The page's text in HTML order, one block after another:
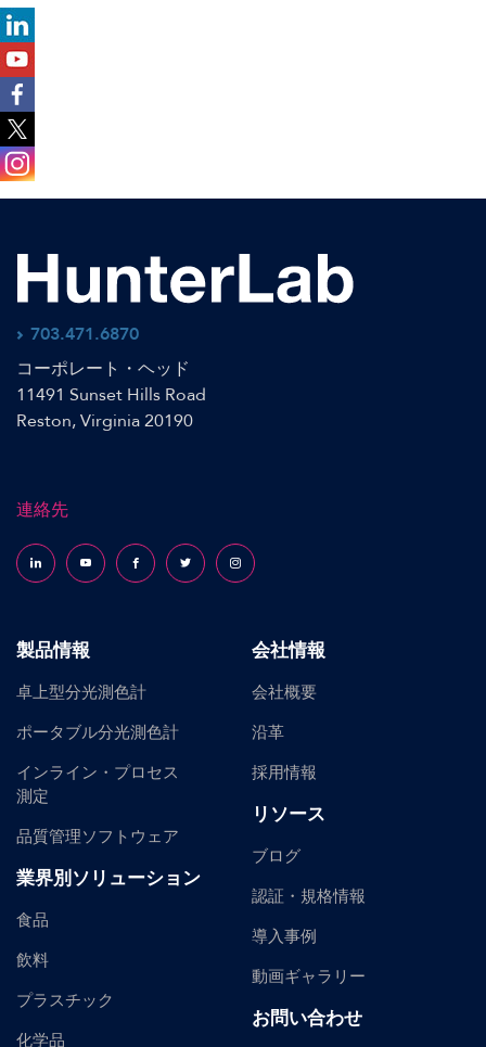
Follow us on LinkedIn
Follow us on YouTube
Follow us on Facebook
Follow us on X (formerly Twitter)
Follow us on Instagram
703.471.6870
コーポレート・ヘッド
11491 Sunset Hills Road
Reston, Virginia 20190
連絡先
Follow us on LinkedInFollow us on YouTubeFollow us on Facebook
Follow us on X (formerly Twitter)
Follow us on Instagram
製品情報
卓上型分光測色計
ポータブル分光測色計
インライン・プロセス
測定
品質管理ソフトウェア
業界別ソリューション
食品
飲料
プラスチック
化学品
会社情報
会社概要
沿革
採用情報
リソース
ブログ
認証・規格情報
導入事例
動画ギャラリー
お問い合わせ